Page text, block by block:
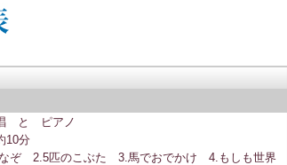
と ピアノ
10分
なぞ 2.5匹のこぶた 3.馬でおでかけ 4.もしも世界